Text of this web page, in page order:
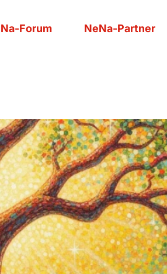
Forum NeNa-Partner